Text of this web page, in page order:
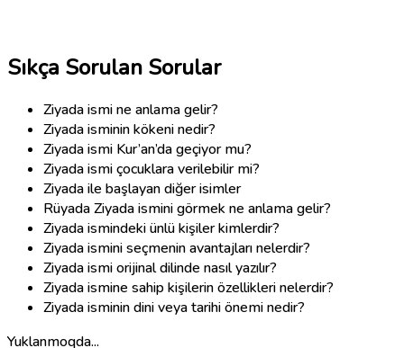
Sıkça Sorulan Sorular
Ziyada ismi ne anlama gelir?
Ziyada isminin kökeni nedir?
Ziyada ismi Kur’an’da geçiyor mu?
Ziyada ismi çocuklara verilebilir mi?
Ziyada ile başlayan diğer isimler
Rüyada Ziyada ismini görmek ne anlama gelir?
Ziyada ismindeki ünlü kişiler kimlerdir?
Ziyada ismini seçmenin avantajları nelerdir?
Ziyada ismi orijinal dilinde nasıl yazılır?
Ziyada ismine sahip kişilerin özellikleri nelerdir?
Ziyada isminin dini veya tarihi önemi nedir?
Yuklanmoqda...